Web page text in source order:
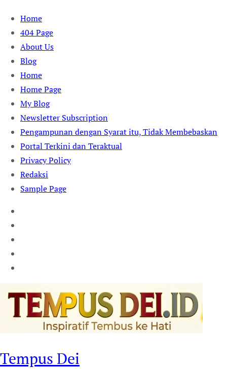
Skip
content
Home
404 Page
About Us
Blog
Home
Home Page
My Blog
Newsletter Subscription
Pengampunan dengan Syarat itu, Tidak Membebaskan
Portal Terkini dan Teraktual
Privacy Policy
Redaksi
Sample Page
Tempus Dei